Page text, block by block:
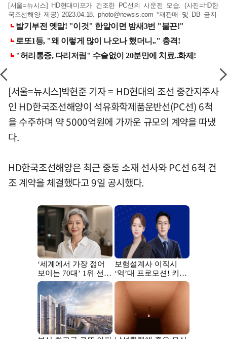
[서울=뉴시스] HD현대미포가 건조한 PC선의 시운전 모습. (사진=HD한
국조선해양 제공) 2023.04.18.photo@newsis.com *재판매 및 DB 금지
[서울=뉴시스]박현준 기자 = HD현대의 조선 중간지주사
인 HD한국조선해양이 석유화학제품운반선(PC선) 6척
을 수주하며 약 5000억원에 가까운 규모의 계약을 따냈
다.
HD한국조선해양은 최근 중동 소재 선사와 PC선 6척 건
조 계약을 체결했다고 9일 공시했다.